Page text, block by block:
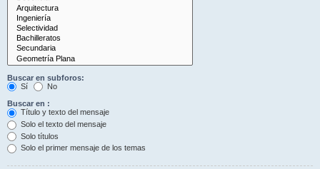
Buscar en subforos:
Sí
No
Buscar en :
Título y texto del mensaje
Solo el texto del mensaje
Solo títulos
Solo el primer mensaje de los temas